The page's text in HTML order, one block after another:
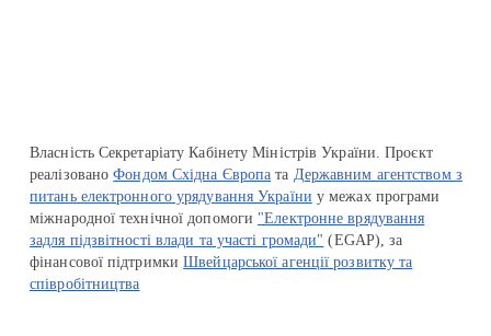
Власність Секретаріату Кабінету Міністрів України. Проєкт
реалізованоФондом Східна Європа та Державним агентством з
питань електронного урядування України у межах програми
міжнародної технічної допомоги "Електронне врядування
задля підзвітності влади та участі громади" (EGAP), за
фінансової підтримкиШвейцарської агенції розвитку та
співробітництва